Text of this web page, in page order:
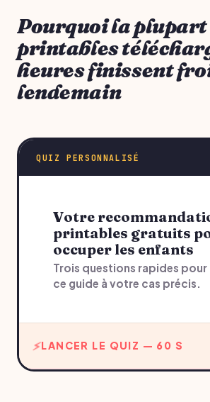
Pourquoi la plupart
printables
heures finissent
lendemain
QUIZ PERSONNALISÉ
Votre recommandation sur
printables gratuits
occuper les enfants
Trois questions rapides
ce guide à votre cas précis.
LANCER LE QUIZ — 60 S